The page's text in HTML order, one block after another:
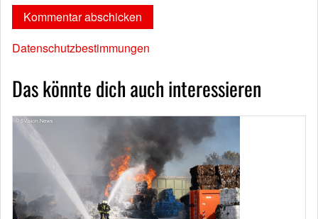
Datenschutzbestimmungen
Das könnte dich auch interessieren